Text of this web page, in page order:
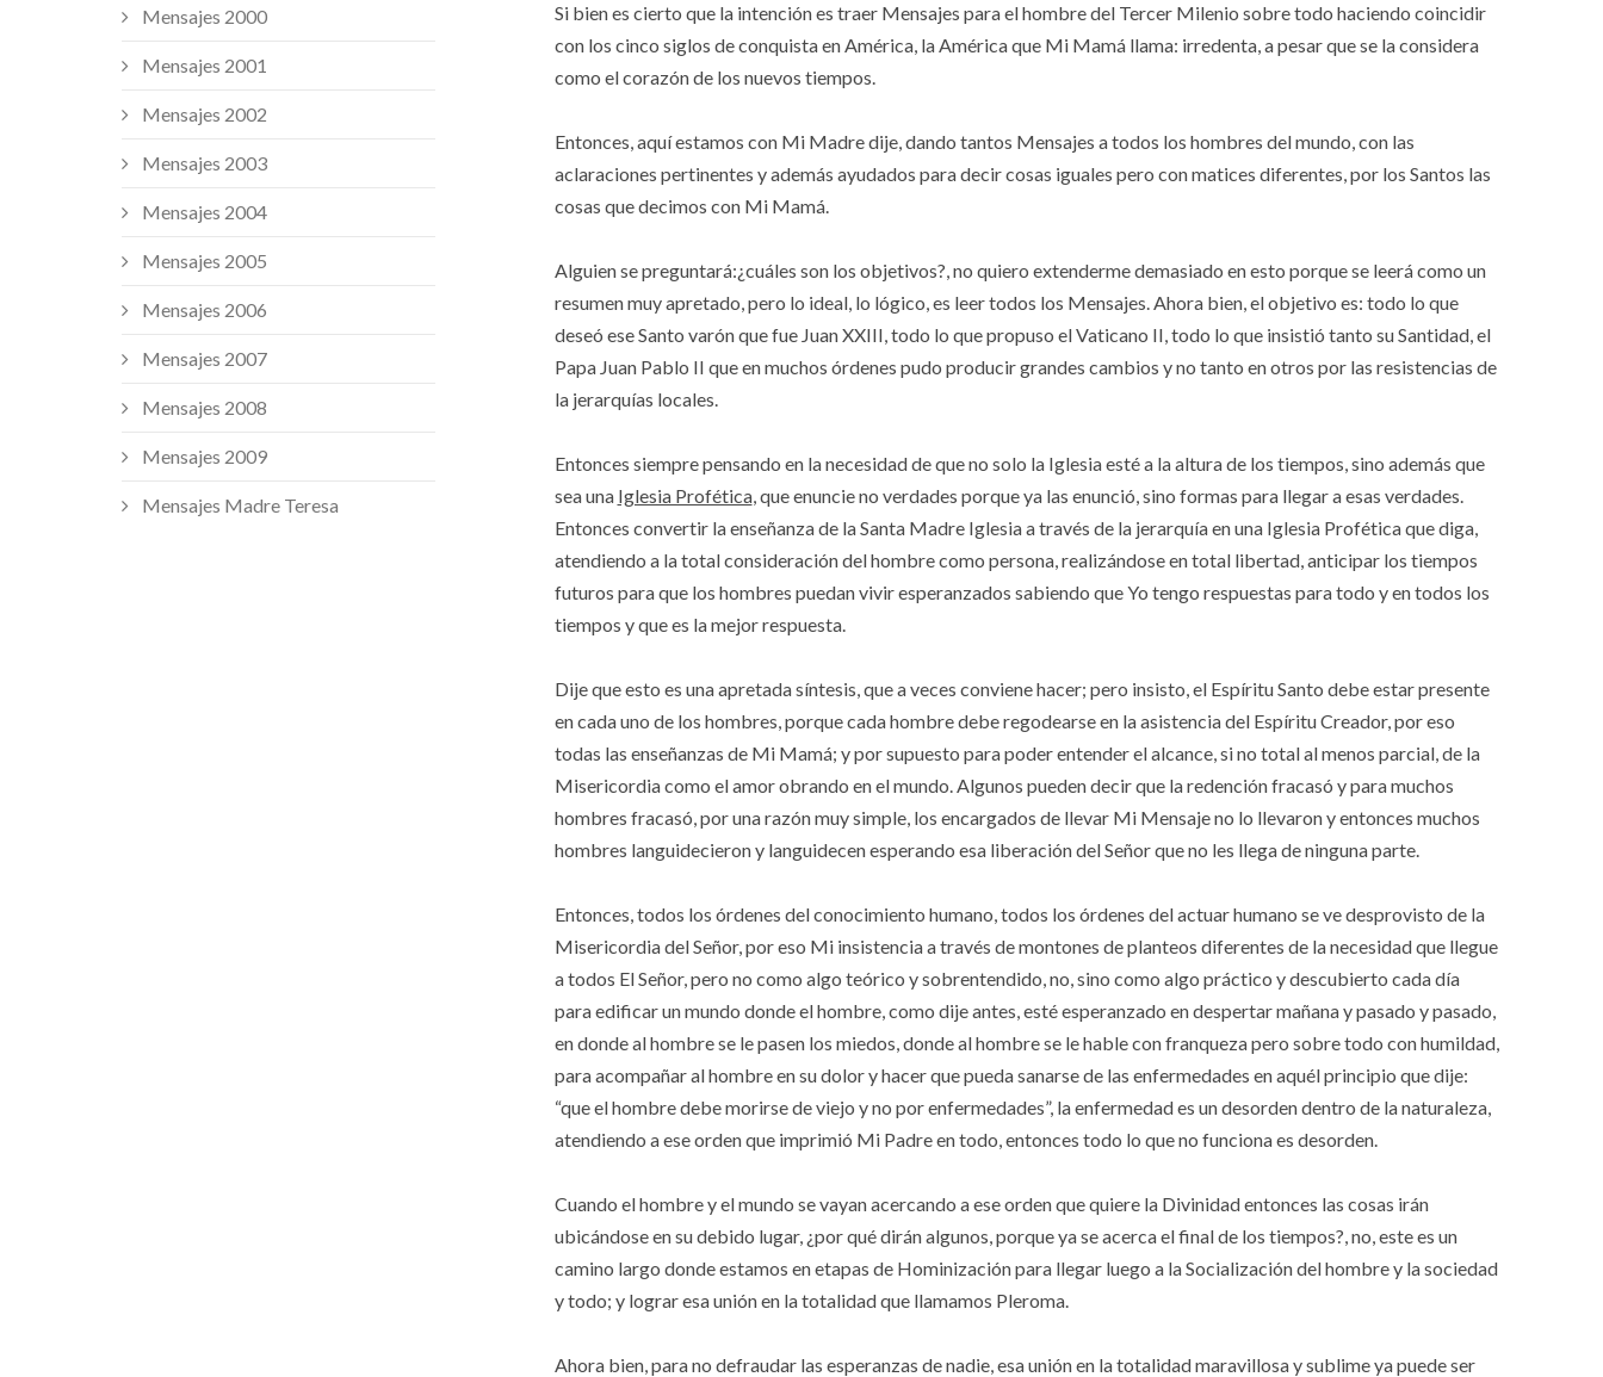
Mensajes 2000
Mensajes 2001
Mensajes 2002
Mensajes 2003
Mensajes 2004
Mensajes 2005
Mensajes 2006
Mensajes 2007
Mensajes 2008
Mensajes 2009
Mensajes Madre Teresa
Si bien es cierto que la intención es traer Mensajes para el hombre del Tercer Milenio sobre todo haciendo coincidir
con los cinco siglos de conquista en América, la América que Mi Mamá llama: irredenta, a pesar que se la considera
como el corazón de los nuevos tiempos.
Entonces, aquí estamos con Mi Madre dije, dando tantos Mensajes a todos los hombres del mundo, con las
aclaraciones pertinentes y además ayudados para decir cosas iguales pero con matices diferentes, por los Santos las
cosas que decimos con Mi Mamá.
Alguien se preguntará:¿cuáles son los objetivos?, no quiero extenderme demasiado en esto porque se leerá como un
resumen muy apretado, pero lo ideal, lo lógico, es leer todos los Mensajes. Ahora bien, el objetivo es: todo lo que
deseó ese Santo varón que fue Juan XXIII, todo lo que propuso el Vaticano II, todo lo que insistió tanto su Santidad, el
Papa Juan Pablo II que en muchos órdenes pudo producir grandes cambios y no tanto en otros por las resistencias de
la jerarquías locales.
Entonces siempre pensando en la necesidad de que no solo la Iglesia esté a la altura de los tiempos, sino además que
sea una Iglesia Profética, que enuncie no verdades porque ya las enunció, sino formas para llegar a esas verdades.
Entonces convertir la enseñanza de la Santa Madre Iglesia a través de la jerarquía en una Iglesia Profética que diga,
atendiendo a la total consideración del hombre como persona, realizándose en total libertad, anticipar los tiempos
futuros para que los hombres puedan vivir esperanzados sabiendo que Yo tengo respuestas para todo y en todos los
tiempos y que es la mejor respuesta.
Dije que esto es una apretada síntesis, que a veces conviene hacer; pero insisto, el Espíritu Santo debe estar presente
en cada uno de los hombres, porque cada hombre debe regodearse en la asistencia del Espíritu Creador, por eso
todas las enseñanzas de Mi Mamá; y por supuesto para poder entender el alcance, si no total al menos parcial, de la
Misericordia como el amor obrando en el mundo. Algunos pueden decir que la redención fracasó y para muchos
hombres fracasó, por una razón muy simple, los encargados de llevar Mi Mensaje no lo llevaron y entonces muchos
hombres languidecieron y languidecen esperando esa liberación del Señor que no les llega de ninguna parte.
Entonces, todos los órdenes del conocimiento humano, todos los órdenes del actuar humano se ve desprovisto de la
Misericordia del Señor, por eso Mi insistencia a través de montones de planteos diferentes de la necesidad que llegue
a todos El Señor, pero no como algo teórico y sobrentendido, no, sino como algo práctico y descubierto cada día
para edificar un mundo donde el hombre, como dije antes, esté esperanzado en despertar mañana y pasado y pasado,
en donde al hombre se le pasen los miedos, donde al hombre se le hable con franqueza pero sobre todo con humildad,
para acompañar al hombre en su dolor y hacer que pueda sanarse de las enfermedades en aquél principio que dije:
“que el hombre debe morirse de viejo y no por enfermedades”, la enfermedad es un desorden dentro de la naturaleza,
atendiendo a ese orden que imprimió Mi Padre en todo, entonces todo lo que no funciona es desorden.
Cuando el hombre y el mundo se vayan acercando a ese orden que quiere la Divinidad entonces las cosas irán
ubicándose en su debido lugar, ¿por qué dirán algunos, porque ya se acerca el final de los tiempos?, no, este es un
camino largo donde estamos en etapas de Hominización para llegar luego a la Socialización del hombre y la sociedad
y todo; y lograr esa unión en la totalidad que llamamos Pleroma.
Ahora bien, para no defraudar las esperanzas de nadie, esa unión en la totalidad maravillosa y sublime ya puede ser